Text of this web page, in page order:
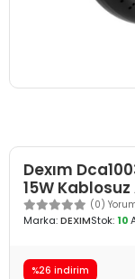
Dexım
15W
(0)
Marka:DEXIMStok: 10
%26 indirim